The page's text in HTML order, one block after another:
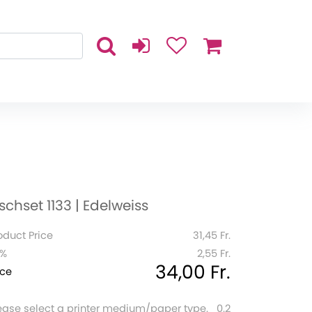
1133 | Edelweiss
Price
31,45 Fr.
2,55 Fr.
34,00 Fr.
select a printer medium/paper type.
0.2